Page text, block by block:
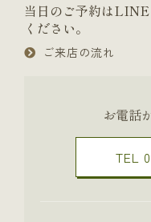
当日のご予約は
ください。
ご来店の流れ
お電話
TEL